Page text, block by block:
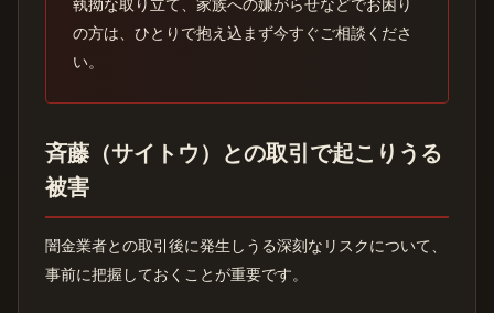
執拗な取り立て、家族への嫌がらせなどでお困り
の方は、ひとりで抱え込まず今すぐご相談くださ
い。
斉藤（サイトウ）との取引で起こりうる
被害
闇金業者との取引後に発生しうる深刻なリスクについて、
事前に把握しておくことが重要です。